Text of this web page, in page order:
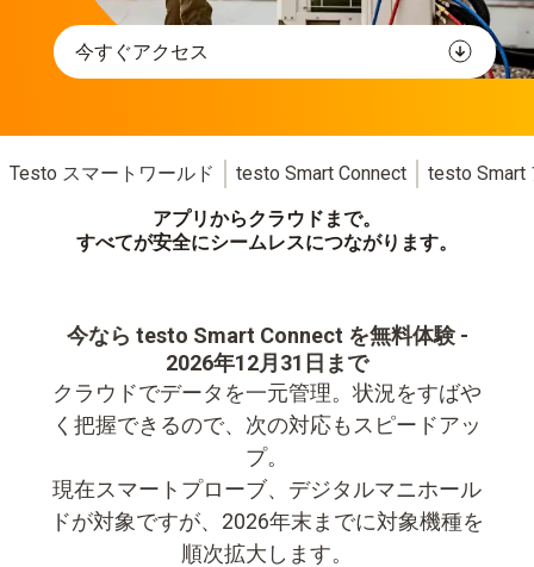
今すぐアクセス
Testo スマートワールド testo Smart Connect
testo Smart
アプリからクラウドまで。
すべてが安全にシームレスにつながります。
今なら testo Smart Connect を無料体験 -
2026年12月31日まで
クラウドでデータを一元管理。状況をすばや
く把握できるので、次の対応もスピードアッ
プ。
現在スマートプローブ、デジタルマニホール
ドが対象ですが、2026年末までに対象機種を
順次拡大します。